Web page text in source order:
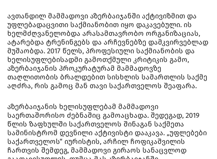
ავთანდილ მამმადოვი აზერბაიჯანში აქტივიზმით და
უფლებადაცვითი საქმიანობით იყო დაკავებული. ის
ხელმძღვანელობდა არასამთავრობო ორგანიზაციას,
ატარებდა ტრენინგებს და არჩევნებზე დამკვირვებლად
მუშაობდა. 2017 წელს, პროფესიული საქმიანობის და
ხელისუფლებისადმი გამოთქმული კრიტიკის გამო,
აზერბაიჯანის პროკურატურამ მამმადოვზე
თაღლითობის ბრალდებით სისხლის სამართლის საქმე
აღძრა, რის გამოც მან თავი საქართველოს შეაფარა.
აზერბაიჯანის ხელისუფლებამ მამმადოვი
საერთაშორისო ძებნაშიც გამოაცხადა. შედეგად, 2019
წლის ზაფხულში საქართველოს შინაგან საქმეთა
სამინისტრომ დევნილი აქტივისტი დააკავა. „უფლებები
საქართველოს“ იურისტის, არჩილ ჩოფიკაშვილის
ჩართვის შემდეგ, მამმადოვი გირაოს სანაცვლოდ